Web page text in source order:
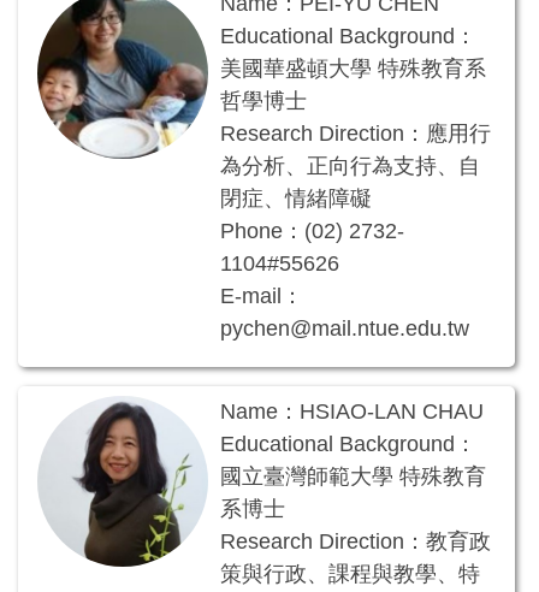
Educational Background：
美國華盛頓大學 特殊教育系
哲學博士
Research Direction：應用行
為分析、正向行為支持、自
閉症、情緒障礙
Phone：(02) 2732-
1104#55626
E-mail：
pychen@mail.ntue.edu.tw
Name：HSIAO-LAN CHAU
Educational Background：
國立臺灣師範大學 特殊教育
系博士
Research Direction：教育政
策與行政、課程與教學、特